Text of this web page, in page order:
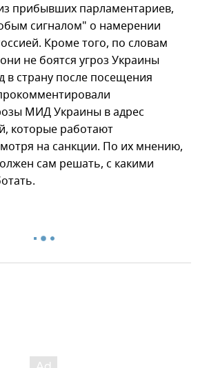
прибывших парламентариев,
сигналом" о намерении
Кроме того, по словам
не боятся угроз Украины
в страну после посещения
МИД Украины в адрес
которые работают
на санкции. По их мнению,
сам решать, с какими